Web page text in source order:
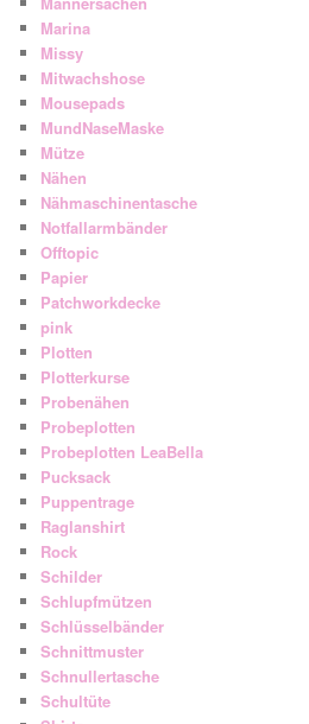
Marina
Missy
Mitwachshose
Mousepads
MundNaseMaske
Mütze
Nähen
Nähmaschinentasche
Notfallarmbänder
Offtopic
Papier
Patchworkdecke
pink
Plotten
Plotterkurse
Probenähen
Probeplotten
Probeplotten LeaBella
Pucksack
Puppentrage
Raglanshirt
Rock
Schilder
Schlupfmützen
Schlüsselbänder
Schnittmuster
Schnullertasche
Schultüte